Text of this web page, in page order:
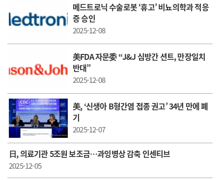
메드트로닉 수술로봇 ‘휴고’ 비뇨의학과 적응
증 승인
2025-12-08
美FDA 자문委 “J&J 심방간 션트, 만장일치
반대”
2025-12-08
美, ‘신생아 B형간염 접종 권고’ 34년 만에 폐
기
2025-12-07
日, 의료기관 5조원 보조금…과잉병상 감축 인센티브
2025-12-05